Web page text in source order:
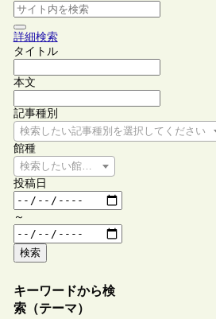
詳細検索
タイトル
本文
記事種別
検索したい記事種別を選択してください
館種
検索したい館種を選択してください
投稿日
～
検索
キーワードから検
索（テーマ）